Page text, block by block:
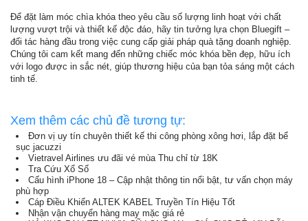
Để đặt làm móc chìa khóa theo yêu cầu số lượng linh hoạt với chất
lượng vượt trội và thiết kế độc đáo, hãy tin tưởng lựa chọn Bluegift –
đối tác hàng đầu trong việc cung cấp giải pháp quà tặng doanh nghiệp.
Chúng tôi cam kết mang đến những chiếc móc khóa bền đẹp, hữu ích
với logo được in sắc nét, giúp thương hiệu của bạn tỏa sáng một cách
tinh tế.
Xem thêm các chủ đề tương tự:
Đơn vị uy tín chuyên thiết kế thi công phòng xông hơi, lắp đặt bể
sục jacuzzi
Vietravel Airlines ưu đãi vé mùa Thu chỉ từ 18K
Tra Cứu Xổ Số
Cấu hình iPhone 18 – Cập nhật thông tin nổi bật, tư vấn chọn máy
phù hợp
Cáp Điều Khiển ALTEK KABEL Truyền Tín Hiệu Tốt
Nhận vận chuyển hàng may mặc giá rẻ